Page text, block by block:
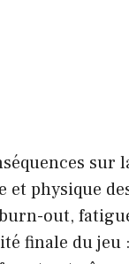
sur
et physique
out,
finale du